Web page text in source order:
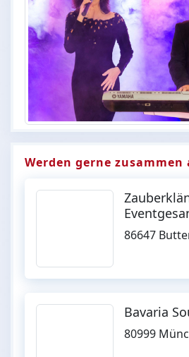
Werden gerne
Schnell
86647
Bavaria
80999